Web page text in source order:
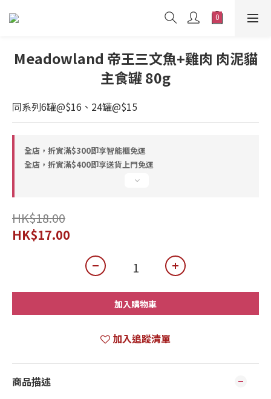
Meadowland 帝王三文魚+雞肉 肉泥貓
主食罐 80g
同系列6罐@$16、24罐@$15
全店，折實滿$300即享智能櫃免運
全店，折實滿$400即享送貨上門免運
HK$18.00
HK$17.00
加入購物車
加入追蹤清單
商品描述